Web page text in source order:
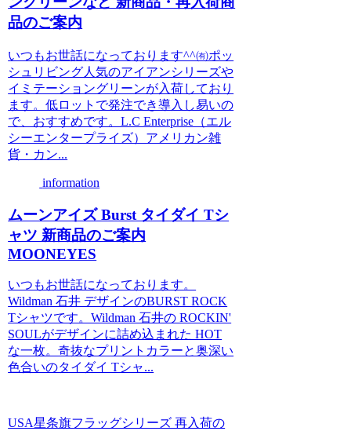
品のご案内
いつもお世話になっております^^㈲ポッ
シュリビング人気のアイアンシリーズや
イミテーショングリーンが入荷しており
ます。低ロットで発注でき導入し易いの
で、おすすめです。L.C Enterprise（エル
シーエンタープライズ）アメリカン雑
貨・カン...
information
ムーンアイズ Burst タイダイ Tシ
ャツ 新商品のご案内
MOONEYES
いつもお世話になっております。
Wildman 石井 デザインのBURST ROCK
Tシャツです。Wildman 石井の ROCKIN'
SOULがデザインに詰め込まれた HOT
な一枚。奇抜なプリントカラーと奥深い
色合いのタイダイ Tシャ...
USA星条旗フラッグシリーズ 再入荷の